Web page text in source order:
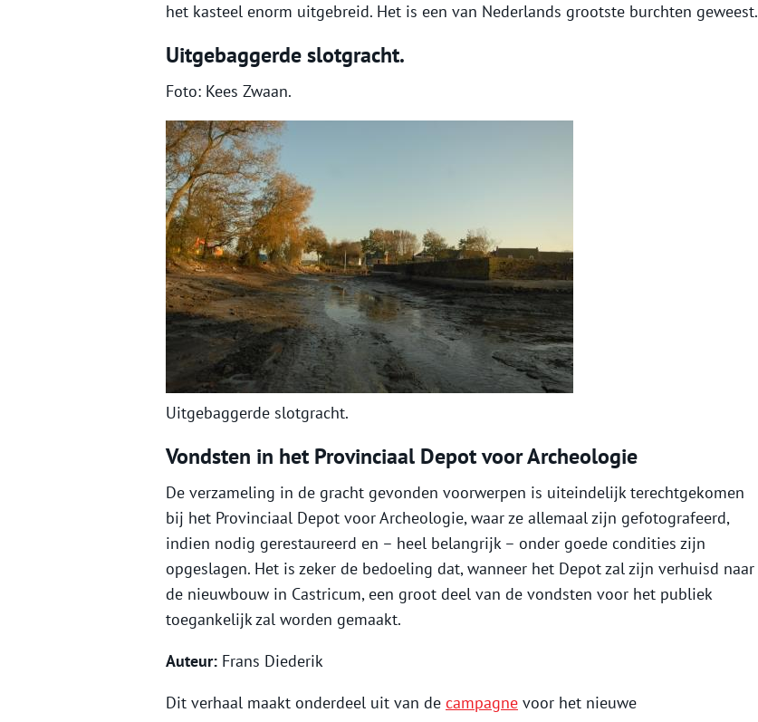
het kasteel enorm uitgebreid. Het is een van Nederlands grootste burchten geweest.
Uitgebaggerde slotgracht.
Foto: Kees Zwaan.
Uitgebaggerde slotgracht.
Vondsten in het Provinciaal Depot voor Archeologie
De verzameling in de gracht gevonden voorwerpen is uiteindelijk terechtgekomen
bij het Provinciaal Depot voor Archeologie, waar ze allemaal zijn gefotografeerd,
indien nodig gerestaureerd en – heel belangrijk – onder goede condities zijn
opgeslagen. Het is zeker de bedoeling dat, wanneer het Depot zal zijn verhuisd naar
de nieuwbouw in Castricum, een groot deel van de vondsten voor het publiek
toegankelijk zal worden gemaakt.
Auteur: Frans Diederik
Dit verhaal maakt onderdeel uit van de campagne voor het nieuwe